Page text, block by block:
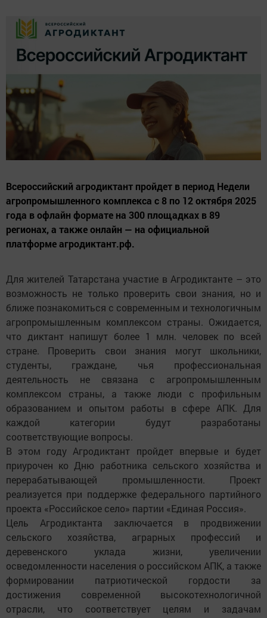
Всероссийский агродиктант пройдет в период Недели
агропромышленного комплекса c 8 по 12 октября 2025
года в офлайн формате на 300 площадках в 89
регионах, а также онлайн — на официальной
платформе агродиктант.рф.
Для жителей Татарстана участие в Агродиктанте – это
возможность не только проверить свои знания, но и
ближе познакомиться с современным и технологичным
агропромышленным комплексом страны. Ожидается,
что диктант напишут более 1 млн. человек по всей
стране. Проверить свои знания могут школьники,
студенты, граждане, чья профессиональная
деятельность не связана с агропромышленным
комплексом страны, а также люди с профильным
образованием и опытом работы в сфере АПК. Для
каждой категории будут разработаны
соответствующие вопросы.
В этом году Агродиктант пройдет впервые и будет
приурочен ко Дню работника сельского хозяйства и
перерабатывающей промышленности. Проект
реализуется при поддержке федерального партийного
проекта «Российское село» партии «Единая Россия».
Цель Агродиктанта заключается в продвижении
сельского хозяйства, аграрных профессий и
деревенского уклада жизни, увеличении
осведомленности населения о российском АПК, а также
формировании патриотической гордости за
достижения современной высокотехнологичной
отрасли, что соответствует целям и задачам